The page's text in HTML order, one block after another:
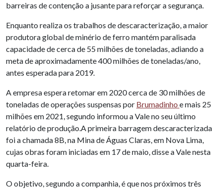
barreiras de contenção a jusante para reforçar a segurança.
Enquanto realiza os trabalhos de descaracterização, a maior
produtora global de minério de ferro mantém paralisada
capacidade de cerca de 55 milhões de toneladas, adiando a
meta de aproximadamente 400 milhões de toneladas/ano,
antes esperada para 2019.
A empresa espera retomar em 2020 cerca de 30 milhões de
toneladas de operações suspensas por Brumadinho e mais 25
milhões em 2021, segundo informou a Vale no seu último
relatório de produção.A primeira barragem descaracterizada
foi a chamada 8B, na Mina de Águas Claras, em Nova Lima,
cujas obras foram iniciadas em 17 de maio, disse a Vale nesta
quarta-feira.
O objetivo, segundo a companhia, é que nos próximos três